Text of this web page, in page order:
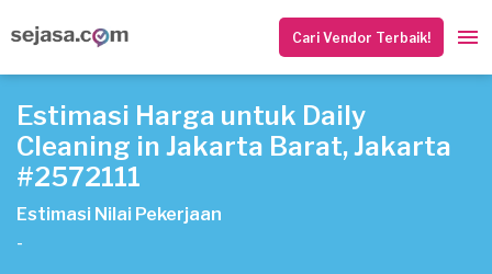
Cari Vendor Terbaik!
Estimasi Harga untuk Daily
Cleaning in Jakarta Barat, Jakarta
#2572111
Estimasi Nilai Pekerjaan
-